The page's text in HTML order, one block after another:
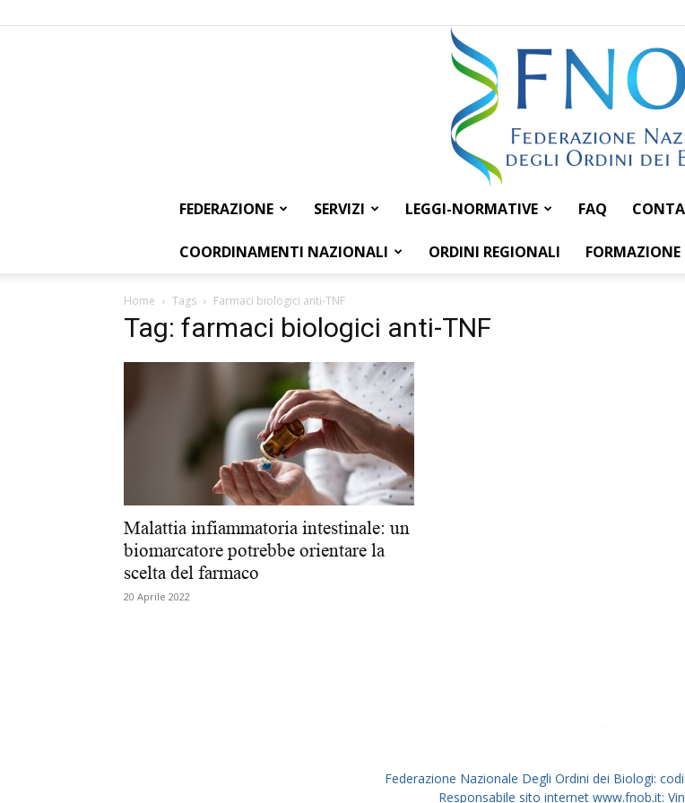
Federazione
FEDERAZIONE SERVIZI LEGGI-NORMATIVE FAQ
COORDINAMENTI NAZIONALI ORDINI REGIONALI FORMAZIONE
Home Tags Farmaci biologici anti-TNF
Tag: farmaci biologici anti-TNF
Malattia infiammatoria intestinale: un
biomarcatore potrebbe orientare la
scelta del farmaco
20 Aprile 2022
Federazione Nazionale Degli Ordini dei Biologi:
Responsabile sito internet www.fnob.it: